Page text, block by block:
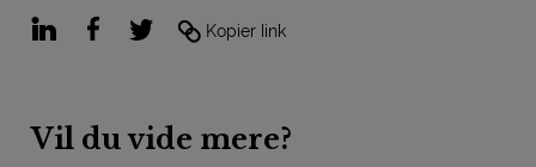
LinkedInFacebook
TwitterKopier link
Vil du vide mere?